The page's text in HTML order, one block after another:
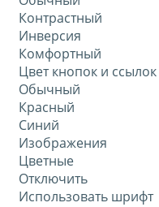
Контрастный
Инверсия
Комфортный
Цвет кнопок и ссылок
Обычный
Красный
Синий
Изображения
Цветные
Отключить
Использовать шрифт